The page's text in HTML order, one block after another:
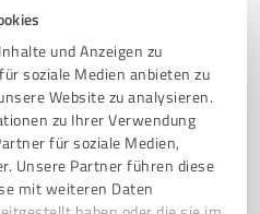
und Anzeigen zu
soziale Medien anbieten zu
Website zu analysieren.
zu Ihrer Verwendung
für soziale Medien,
Unsere Partner führen diese
mit weiteren Daten
FÜR ALLE
/ 5,00